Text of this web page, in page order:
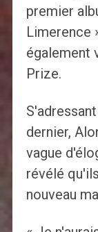
premier
Limerence
également
Prize.
dernier,
vague
révélé
nouveau